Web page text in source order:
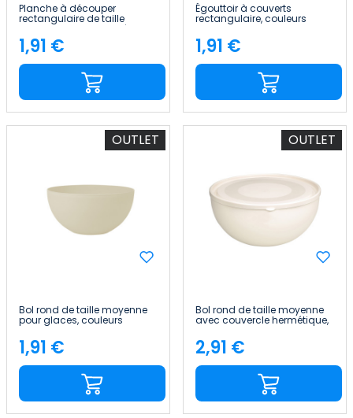
Planche à découper
rectangulaire de taille
moyenne avec poignée «
Elite », couleurs assorties
26.5x16.5cm 7house
Price
1,91 €
Égouttoir à couverts
rectangulaire, couleurs
assorties 20.5x12cm 7house
Price
1,91 €
OUTLET
Bol rond de taille moyenne
pour glaces, couleurs
assorties, Ø20.5x10.5cm
7house
Price
1,91 €
OUTLET
Bol rond de taille moyenne
avec couvercle hermétique,
Ø24.5x12cm 7house
Price
2,91 €